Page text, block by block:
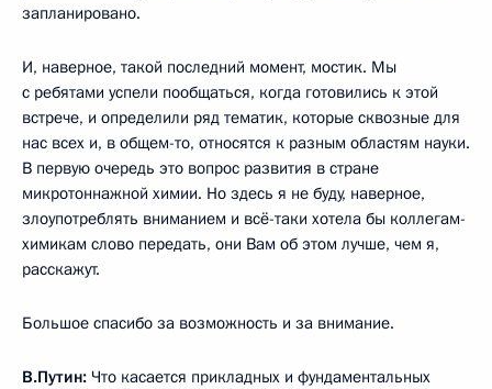
запланировано.
И, наверное, такой последний момент, мостик. Мы
с ребятами успели пообщаться, когда готовились к этой
встрече, и определили ряд тематик, которые сквозные для
нас всех и, в общем-то, относятся к разным областям науки.
В первую очередь это вопрос развития в стране
микротоннажной химии. Но здесь я не буду, наверное,
злоупотреблять вниманием и всё-таки хотела бы коллегам-
химикам слово передать, они Вам об этом лучше, чем я,
расскажут.
Большое спасибо за возможность и за внимание.
В.Путин: Что касается прикладных и фундаментальных